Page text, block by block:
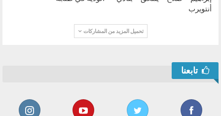
أنتويرب
تحميل المزيد من المشاركات
تابعنا